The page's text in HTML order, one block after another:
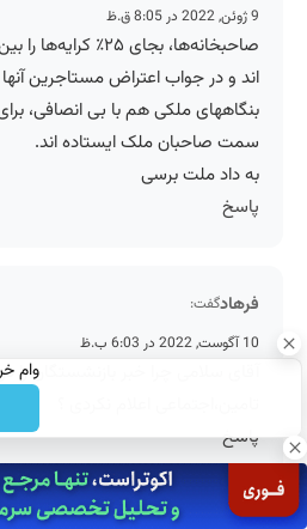
وام خرید برای
9 ژوئن, 2022 در 8:05 ق.ظ
اند و در جواب اعتراض مستاجرین
بنگاههای ملکی هم با بی انصافی،
سمت صاحبان ملک ایستاده اند.
به داد ملت برسی
پاسخ
فرهادگفت:
10 آگوست, 2022 در 6:03 ب.ظ
آقای سلامی چرا خبر بازنشستگان را
پاسخ